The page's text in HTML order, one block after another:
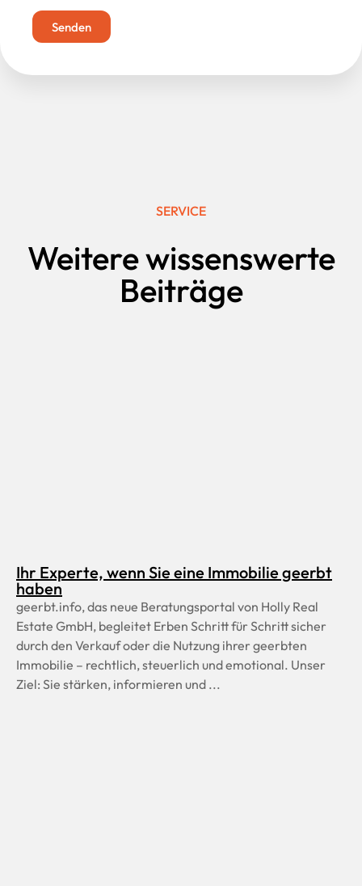
Senden
SERVICE
Weitere wissenswerte
Beiträge
Ihr Experte, wenn Sie eine Immobilie geerbt
haben
geerbt.info, das neue Beratungsportal von Holly Real
Estate GmbH, begleitet Erben Schritt für Schritt sicher
durch den Verkauf oder die Nutzung ihrer geerbten
Immobilie – rechtlich, steuerlich und emotional. Unser
Ziel: Sie stärken, informieren und ...